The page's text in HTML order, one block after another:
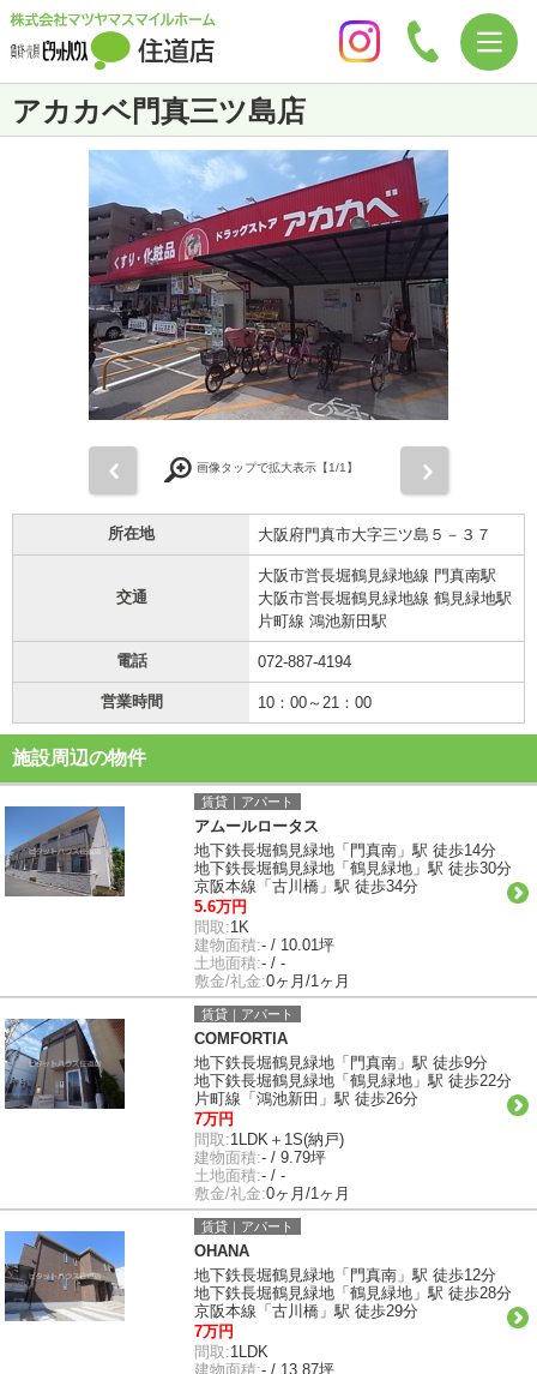
アカカベ門真三ツ島店
画像タップで拡大表示【1/1】
所在地 大阪府門真市大字三ツ島５－３７
交通
大阪市営長堀鶴見緑地線 門真南駅
大阪市営長堀鶴見緑地線 鶴見緑地駅
片町線 鴻池新田駅
電話 072-887-4194
営業時間 10：00～21：00
施設周辺の物件
賃貸｜アパート
アムールロータス
地下鉄長堀鶴見緑地「門真南」駅 徒歩14分
地下鉄長堀鶴見緑地「鶴見緑地」駅 徒歩30分
京阪本線「古川橋」駅 徒歩34分
5.6万円
間取:1K
建物面積:- / 10.01坪
土地面積:- / -
敷金/礼金:0ヶ月/1ヶ月
賃貸｜アパート
COMFORTIA
地下鉄長堀鶴見緑地「門真南」駅 徒歩9分
地下鉄長堀鶴見緑地「鶴見緑地」駅 徒歩22分
片町線「鴻池新田」駅 徒歩26分
7万円
間取:1LDK＋1S(納戸)
建物面積:- / 9.79坪
土地面積:- / -
敷金/礼金:0ヶ月/1ヶ月
賃貸｜アパート
OHANA
地下鉄長堀鶴見緑地「門真南」駅 徒歩12分
地下鉄長堀鶴見緑地「鶴見緑地」駅 徒歩28分
京阪本線「古川橋」駅 徒歩29分
7万円
間取:1LDK
建物面積:- / 13.87坪